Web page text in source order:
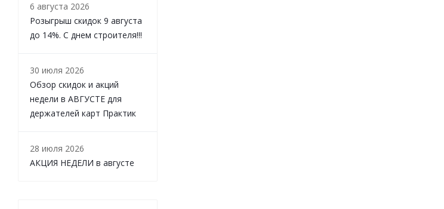
6 августа 2026
Розыгрыш скидок 9 августа
до 14%. С днем строителя!!!
30 июля 2026
Обзор скидок и акций
недели в АВГУСТЕ для
держателей карт Практик
28 июля 2026
АКЦИЯ НЕДЕЛИ в августе